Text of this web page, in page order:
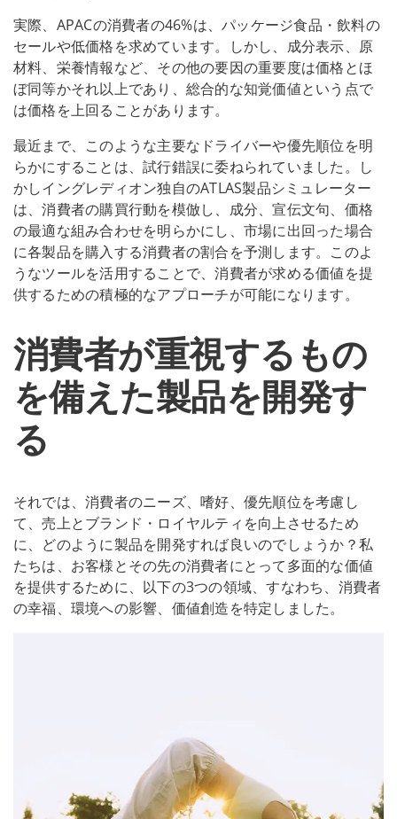
実際、APACの消費者の46%は、パッケージ食品・飲料の
セールや低価格を求めています。しかし、成分表示、原
材料、栄養情報など、その他の要因の重要度は価格とほ
ぼ同等かそれ以上であり、総合的な知覚価値という点で
は価格を上回ることがあります。
最近まで、このような主要なドライバーや優先順位を明
らかにすることは、試行錯誤に委ねられていました。し
かしイングレディオン独自のATLAS製品シミュレーター
は、消費者の購買行動を模倣し、成分、宣伝文句、価格
の最適な組み合わせを明らかにし、市場に出回った場合
に各製品を購入する消費者の割合を予測します。このよ
うなツールを活用することで、消費者が求める価値を提
供するための積極的なアプローチが可能になります。
消費者が重視するもの
を備えた製品を開発す
る
それでは、消費者のニーズ、嗜好、優先順位を考慮し
て、売上とブランド・ロイヤルティを向上させるため
に、どのように製品を開発すれば良いのでしょうか？私
たちは、お客様とその先の消費者にとって多面的な価値
を提供するために、以下の3つの領域、すなわち、消費者
の幸福、環境への影響、価値創造を特定しました。